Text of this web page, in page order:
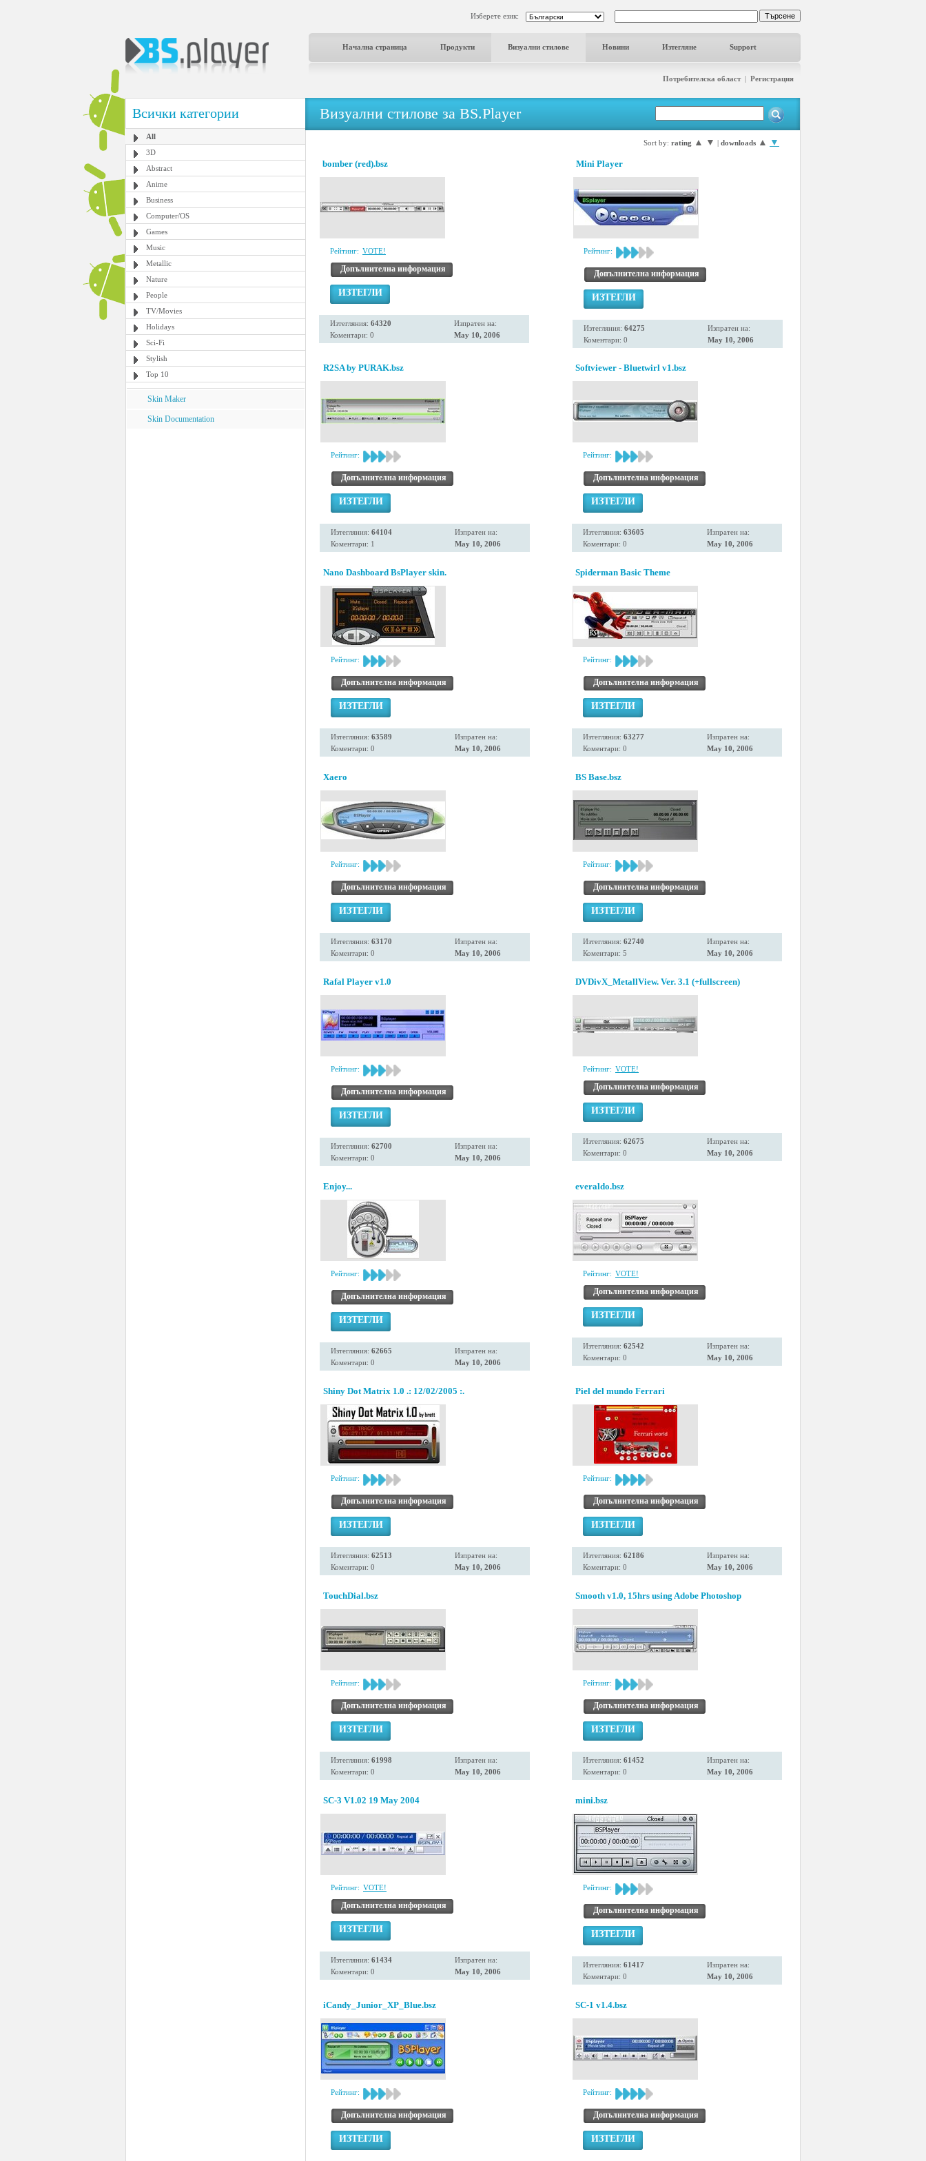
Изберете език:
Начална страница Продукти Визуални стилове Новини Изтегляне Support
Потребителска област| Регистрация
Всички категории
All
3D
Abstract
Anime
Business
Computer/OS
Games
Music
Metallic
Nature
People
TV/Movies
Holidays
Sci-Fi
Stylish
Top 10
Skin Maker
Skin Documentation
Визуални стилове за BS.Player
Sort by: rating ▲ ▼ | downloads ▲ ▼
bomber (red).bsz
Рейтинг: VOTE!
Допълнителна информация
ИЗТЕГЛИ
Изтегляния: 64320
Коментари: 0
Изпратен на:
May 10, 2006
Mini Player
Рейтинг:
Допълнителна информация
ИЗТЕГЛИ
Изтегляния: 64275
Коментари: 0
Изпратен на:
May 10, 2006
R2SA by PURAK.bsz
Рейтинг:
Допълнителна информация
ИЗТЕГЛИ
Изтегляния: 64104
Коментари: 1
Изпратен на:
May 10, 2006
Softviewer - Bluetwirl v1.bsz
Рейтинг:
Допълнителна информация
ИЗТЕГЛИ
Изтегляния: 63605
Коментари: 0
Изпратен на:
May 10, 2006
Nano Dashboard BsPlayer skin.
Рейтинг:
Допълнителна информация
ИЗТЕГЛИ
Изтегляния: 63589
Коментари: 0
Изпратен на:
May 10, 2006
Spiderman Basic Theme
Рейтинг:
Допълнителна информация
ИЗТЕГЛИ
Изтегляния: 63277
Коментари: 0
Изпратен на:
May 10, 2006
Xaero
Рейтинг:
Допълнителна информация
ИЗТЕГЛИ
Изтегляния: 63170
Коментари: 0
Изпратен на:
May 10, 2006
BS Base.bsz
Рейтинг:
Допълнителна информация
ИЗТЕГЛИ
Изтегляния: 62740
Коментари: 5
Изпратен на:
May 10, 2006
Rafal Player v1.0
Рейтинг:
Допълнителна информация
ИЗТЕГЛИ
Изтегляния: 62700
Коментари: 0
Изпратен на:
May 10, 2006
DVDivX_MetallView. Ver. 3.1 (+fullscreen)
Рейтинг: VOTE!
Допълнителна информация
ИЗТЕГЛИ
Изтегляния: 62675
Коментари: 0
Изпратен на:
May 10, 2006
Enjoy...
Рейтинг:
Допълнителна информация
ИЗТЕГЛИ
Изтегляния: 62665
Коментари: 0
Изпратен на:
May 10, 2006
everaldo.bsz
Рейтинг: VOTE!
Допълнителна информация
ИЗТЕГЛИ
Изтегляния: 62542
Коментари: 0
Изпратен на:
May 10, 2006
Shiny Dot Matrix 1.0 .: 12/02/2005 :.
Рейтинг:
Допълнителна информация
ИЗТЕГЛИ
Изтегляния: 62513
Коментари: 0
Изпратен на:
May 10, 2006
Piel del mundo Ferrari
Рейтинг:
Допълнителна информация
ИЗТЕГЛИ
Изтегляния: 62186
Коментари: 0
Изпратен на:
May 10, 2006
TouchDial.bsz
Рейтинг:
Допълнителна информация
ИЗТЕГЛИ
Изтегляния: 61998
Коментари: 0
Изпратен на:
May 10, 2006
Smooth v1.0, 15hrs using Adobe Photoshop
Рейтинг:
Допълнителна информация
ИЗТЕГЛИ
Изтегляния: 61452
Коментари: 0
Изпратен на:
May 10, 2006
SC-3 V1.02 19 May 2004
Рейтинг: VOTE!
Допълнителна информация
ИЗТЕГЛИ
Изтегляния: 61434
Коментари: 0
Изпратен на:
May 10, 2006
mini.bsz
Рейтинг:
Допълнителна информация
ИЗТЕГЛИ
Изтегляния: 61417
Коментари: 0
Изпратен на:
May 10, 2006
iCandy_Junior_XP_Blue.bsz
Рейтинг:
Допълнителна информация
ИЗТЕГЛИ
SC-1 v1.4.bsz
Рейтинг:
Допълнителна информация
ИЗТЕГЛИ